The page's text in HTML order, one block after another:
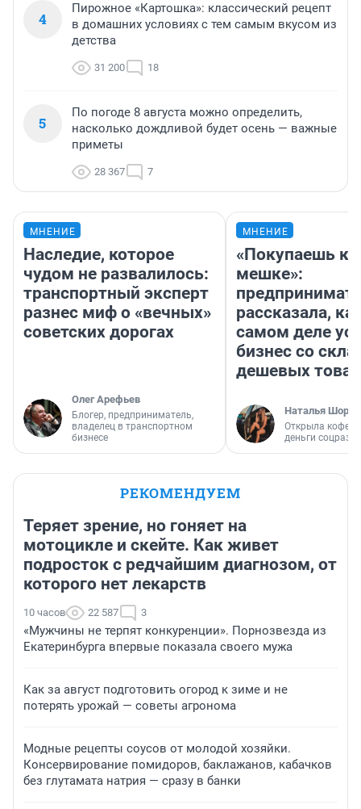
4
Пирожное «Картошка»: классический рецепт
в домашних условиях с тем самым вкусом из
детства
31 200 18
5
По погоде 8 августа можно определить,
насколько дождливой будет осень — важные
приметы
28 367 7
МНЕНИЕ
Наследие, которое
чудом не развалилось:
транспортный эксперт
разнес миф о «вечных»
советских дорогах
Олег Арефьев
Блогер, предприниматель,
владелец в транспортном
бизнесе
МНЕНИЕ
«Покупаешь
мешке»:
рассказала,
самом деле
бизнес со
дешевых
Наталья
Открыла
деньги
РЕКОМЕНДУЕМ
Теряет зрение, но гоняет на
мотоцикле и скейте. Как живет
подросток с редчайшим диагнозом, от
которого нет лекарств
10 часов 22 587 3
«Мужчины не терпят конкуренции». Порнозвезда из
Екатеринбурга впервые показала своего мужа
Как за август подготовить огород к зиме и не
потерять урожай — советы агронома
Модные рецепты соусов от молодой хозяйки.
Консервирование помидоров, баклажанов, кабачков
без глутамата натрия — сразу в банки